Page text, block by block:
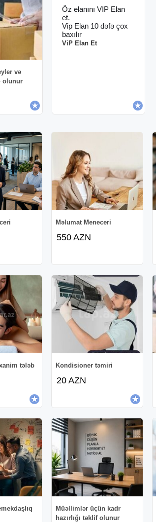
və
olunur
Öz elanını VIP Elan
et.
Vip Elan 10 dəfə çox
baxılır
ViP Elan Et
Məlumat Meneceri
550 AZN
tələb
Kondisioner təmiri
20 AZN
Müəllimlər üçün kadr
hazırlığı təklif olunur